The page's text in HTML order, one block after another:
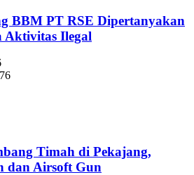
BBM PT RSE Dipertanyakan
Aktivitas Ilegal
Timah di Pekajang,
dan Airsoft Gun